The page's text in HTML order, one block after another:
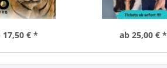
17,50 € * ab 25,00 € *